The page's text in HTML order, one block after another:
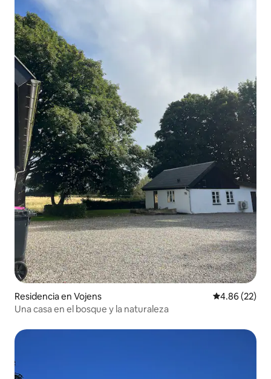
Residencia en Vojens Calificación
4.86 (22)
Una casa en el bosque y la naturaleza